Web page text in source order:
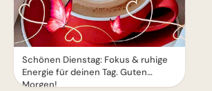
Schönen Dienstag: Fokus & ruhige
Energie für deinen Tag. Guten
Morgen!